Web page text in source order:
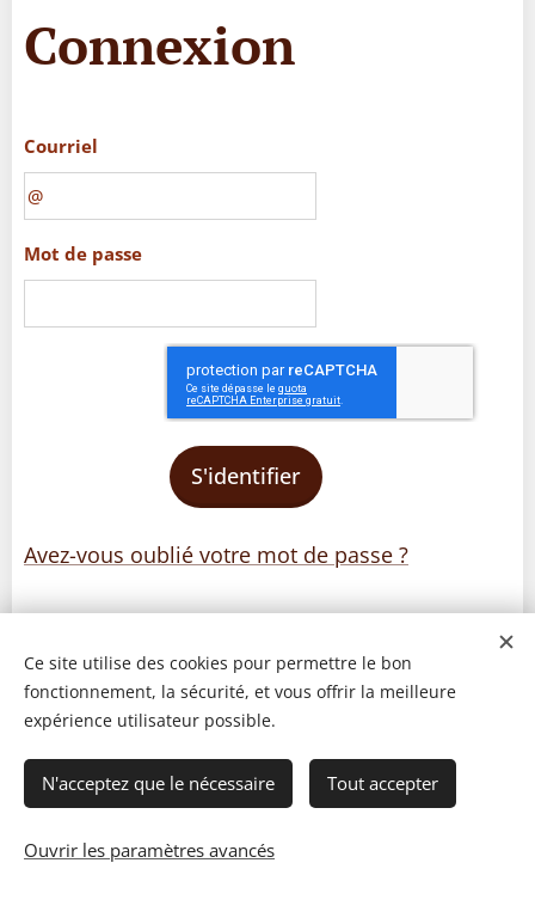
Connexion
Courriel
Mot de passe
S'identifier
Avez-vous oublié votre mot de passe ?
© 2023 Les recettes d'Henri-Luc. Tous droits réservés.
Ce site utilise des cookies pour permettre le bon
fonctionnement, la sécurité, et vous offrir la meilleure
expérience utilisateur possible.
N'acceptez que le nécessaire Tout accepter
Ouvrir les paramètres avancés